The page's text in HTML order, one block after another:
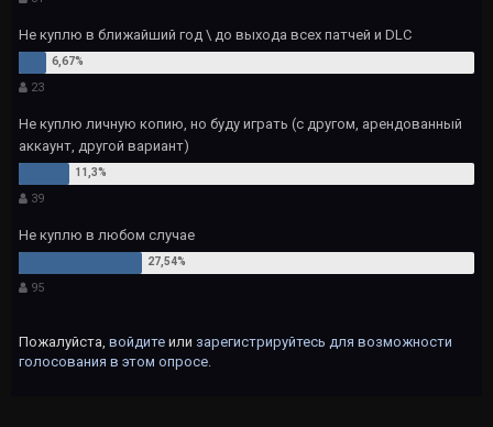
Не куплю в ближайший год \ до выхода всех патчей и DLC
23
Не куплю личную копию, но буду играть (с другом, арендованный
аккаунт, другой вариант)
39
Не куплю в любом случае
95
Пожалуйста, войдите или зарегистрируйтесь для возможности
голосования в этом опросе.